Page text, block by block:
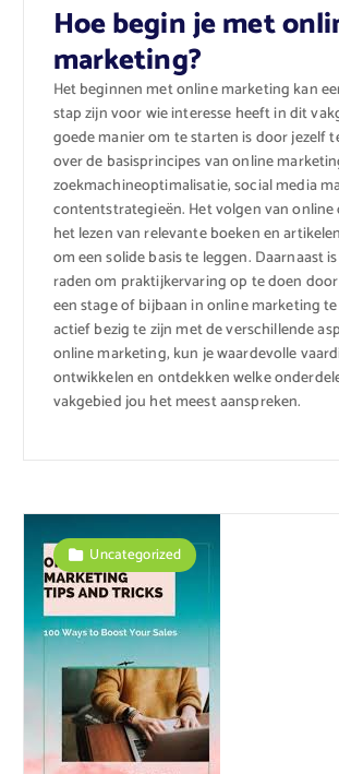
Hoe begin je met
marketing?
Het beginnen met online marketing kan
stap zijn voor wie interesse heeft in dit
goede manier om te starten is door jezelf
over de basisprincipes van online
zoekmachineoptimalisatie, social media
contentstrategieën. Het volgen van online
het lezen van relevante boeken en
om een solide basis te leggen. Daarnaast
raden om praktijkervaring op te doen
een stage of bijbaan in online marketing
actief bezig te zijn met de verschillende
online marketing, kun je waardevolle
ontwikkelen en ontdekken welke
vakgebied jou het meest aanspreken.
Uncategorized